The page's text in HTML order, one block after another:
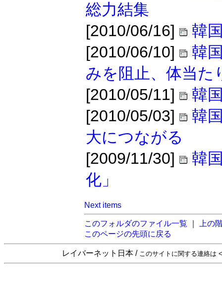
総力結集
[2010/06/16]
韓
[2010/06/10]
韓
みを阻止、体当た
[2010/05/11]
韓
[2010/05/03]
韓
大につながる
[2009/11/30]
韓
化」
Next items
このフォルダのファイル一覧
上の
このページの先頭に戻る
レイバーネット日本 / このサイトに関する連絡は